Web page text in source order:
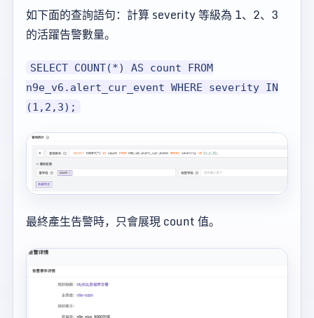
如下面的查詢語句：計算 severity 等級為 1、2、3
的活躍告警數量。
SELECT COUNT(*) AS count FROM
n9e_v6.alert_cur_event WHERE severity IN
(1,2,3);
最終產生告警時，只會展現 count 值。